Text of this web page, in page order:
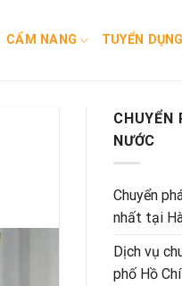
CẨM NANG TUYỂN DỤNG
CHUYỂN
NƯỚC
Chuyển
nhất tại
Dịch vụ
phố Hồ